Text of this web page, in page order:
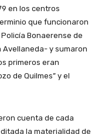
en los centros
que funcionaron
Bonaerense de
Avellaneda- y sumaron
primeros eran
de Quilmes” y el
cuenta de cada
la materialidad de